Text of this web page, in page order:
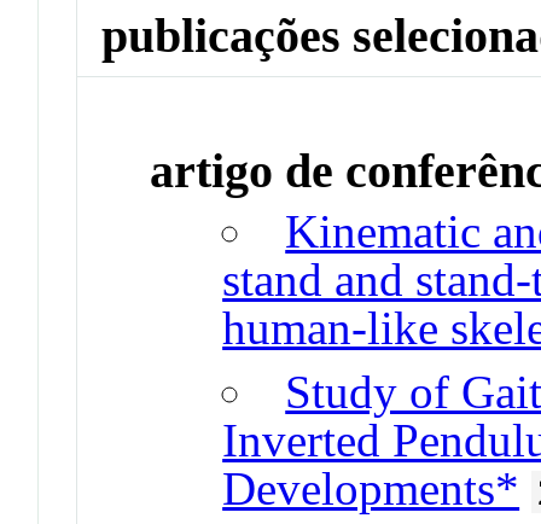
publicações
artigo de
Kinematic
stand and
human-like
Study of
Inverted
Developments*